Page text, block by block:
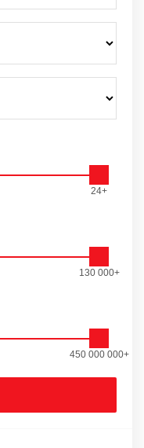
24+
130 000+
450 000 000+